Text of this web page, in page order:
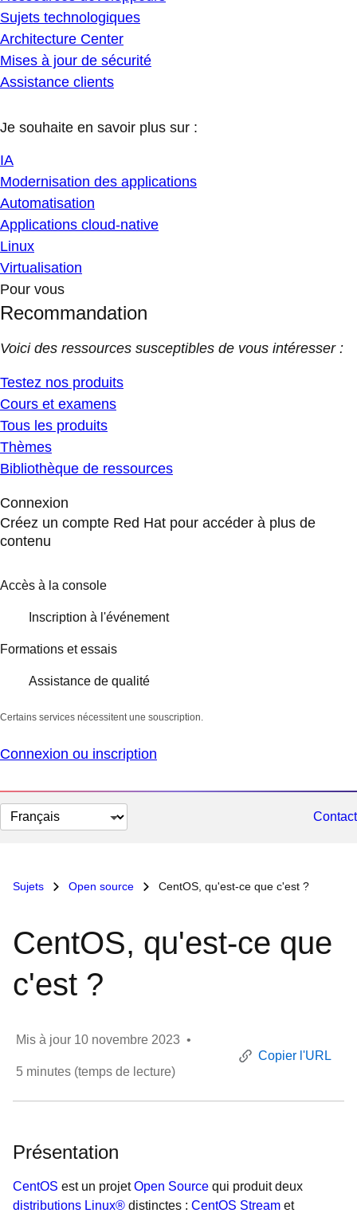
Sujets technologiques
Architecture Center
Mises à jour de sécurité
Assistance clients
Je souhaite en savoir plus sur :
IA
Modernisation des applications
Automatisation
Applications cloud-native
Linux
Virtualisation
Pour vous
Recommandation
Voici des ressources susceptibles de vous intéresser :
Testez nos produits
Cours et examens
Tous les produits
Thèmes
Bibliothèque de ressources
Connexion
Créez un compte Red Hat pour accéder à plus de
contenu
Accès à la console
Inscription à l'événement
Formations et essais
Assistance de qualité
Certains services nécessitent une souscription.
Connexion ou inscription
Changer
la
Contact
Sujets Open source CentOS, qu'est-ce que c'est ?
CentOS, qu'est-ce que
c'est ?
Mis à jour 10 novembre 2023 •
5 minutes (temps de lecture)
Copier l'URL
Présentation
CentOS est un projetOpen Source qui produit deux
distributions Linux® distinctes : CentOS Stream et